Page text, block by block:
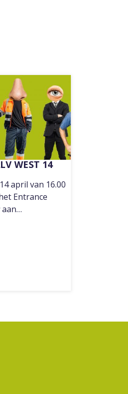
WEST 14
april van 16.00
Entrance